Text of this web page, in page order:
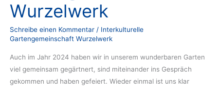
Wurzelwerk
Schreibe einen Kommentar / Interkulturelle
Gartengemeinschaft Wurzelwerk
Auch im Jahr 2024 haben wir in unserem wunderbaren Garten
viel gemeinsam gegärtnert, sind miteinander ins Gespräch
gekommen und haben gefeiert. Wieder einmal ist uns klar